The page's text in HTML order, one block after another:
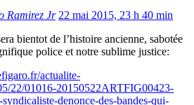
Ramirez Jr 22 mai 2015, 23 h 40 min
bientot de l’histoire ancienne, sabotée
police et notre sublime justice:
actualite-
22/01016-20150522ARTFIG00423-
denonce-des-bandes-qui-